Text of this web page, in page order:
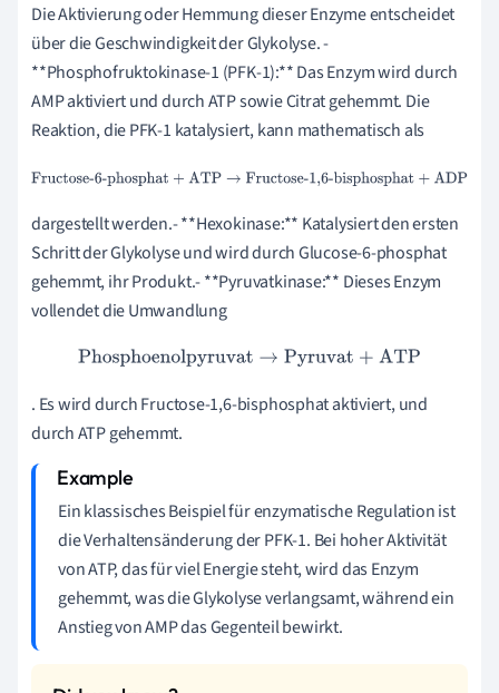
Die Aktivierung oder Hemmung dieser Enzyme entscheidet
über die Geschwindigkeit der Glykolyse. -
**Phosphofruktokinase-1 (PFK-1):** Das Enzym wird durch
AMP aktiviert und durch ATP sowie Citrat gehemmt. Die
Reaktion, die PFK-1 katalysiert, kann mathematisch als
Fructose-6-phosphat + ATP →Fructose-1,6-bisphosphat +
dargestellt werden.- **Hexokinase:** Katalysiert den ersten
Schritt der Glykolyse und wird durch Glucose-6-phosphat
gehemmt, ihr Produkt.- **Pyruvatkinase:** Dieses Enzym
vollendet die Umwandlung
Phosphoenolpyruvat→ Pyruvat + ATP
. Es wird durch Fructose-1,6-bisphosphat aktiviert, und
durch ATP gehemmt.
Ein klassisches Beispiel für enzymatische Regulation ist
die Verhaltensänderung der PFK-1. Bei hoher Aktivität
von ATP, das für viel Energie steht, wird das Enzym
gehemmt, was die Glykolyse verlangsamt, während ein
Anstieg von AMP das Gegenteil bewirkt.